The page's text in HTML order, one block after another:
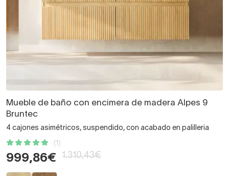
Mueble de baño con encimera de madera Alpes 9
Bruntec
4 cajones asimétricos, suspendido, con acabado en palilleria
(1)
999,86€ 1.310,43€